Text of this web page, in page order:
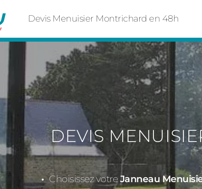
Devis Menuisier Montrichard en 48h
DEVIS
Choisissez votreJanneau